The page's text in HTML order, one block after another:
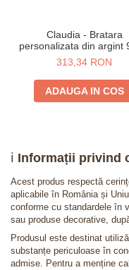
Claudia - Bratara
personalizata din argint
Inimioara
313,34 RON
ADAUGA IN COS
ℹ️ Informații privind
Acest produs respectă
aplicabile în România și
conforme cu standardele în
sau produse decorative,
Produsul este destinat
substanțe periculoase în
admise. Pentru a menține